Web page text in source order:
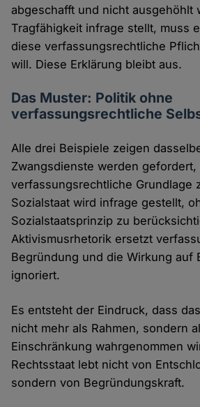
abgeschafft und nicht ausgehöhlt
Tragfähigkeit infrage stellt, muss
diese verfassungsrechtliche
will. Diese Erklärung bleibt aus.
Das Muster: Politik ohne
verfassungsrechtliche
Alle drei Beispiele zeigen
Zwangsdienste werden gefordert,
verfassungsrechtliche Grundlage
Sozialstaat wird infrage gestellt,
Sozialstaatsprinzip zu
Aktivismusrhetorik ersetzt
Begründung und die Wirkung auf
ignoriert.
Es entsteht der Eindruck, dass
nicht mehr als Rahmen, sondern
Einschränkung wahrgenommen
Rechtsstaat lebt nicht von
sondern von Begründungskraft.